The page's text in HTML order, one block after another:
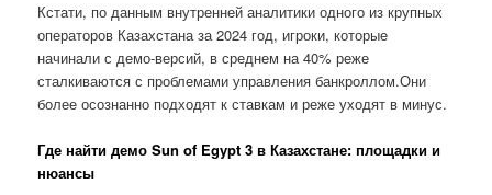
Кстати, по данным внутренней аналитики одного из крупных
операторов Казахстана за 2024 год, игроки, которые
начинали с демо-версий, в среднем на 40% реже
сталкиваются с проблемами управления банкроллом.Они
более осознанно подходят к ставкам и реже уходят в минус.
Где найти демо Sun of Egypt 3 в Казахстане: площадки и
нюансы